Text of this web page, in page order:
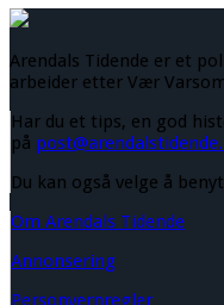
Arendals Tidende er et
arbeider etter Vær
Har du et tips, en god
på
Du kan også velge å
Om Arendals Tidende
Annonsering
Personvernregler